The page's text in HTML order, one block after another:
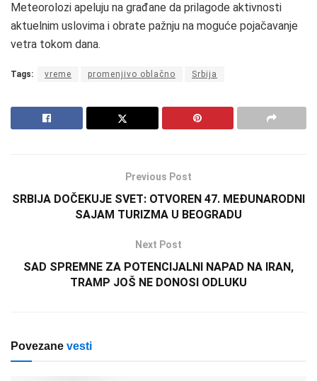
Meteorolozi apeluju na građane da prilagode aktivnosti
aktuelnim uslovima i obrate pažnju na moguće pojačavanje
vetra tokom dana.
Tags: vreme promenjivo oblačno Srbija
Previous Post
SRBIJA DOČEKUJE SVET: OTVOREN 47. MEĐUNARODNI
SAJAM TURIZMA U BEOGRADU
Next Post
SAD SPREMNE ZA POTENCIJALNI NAPAD NA IRAN,
TRAMP JOŠ NE DONOSI ODLUKU
Povezane vesti